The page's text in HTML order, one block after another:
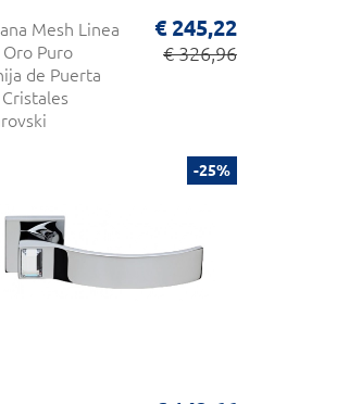
Mesh Linea
Oro Puro
de Puerta
€ 245,22
€ 326,96
-25%